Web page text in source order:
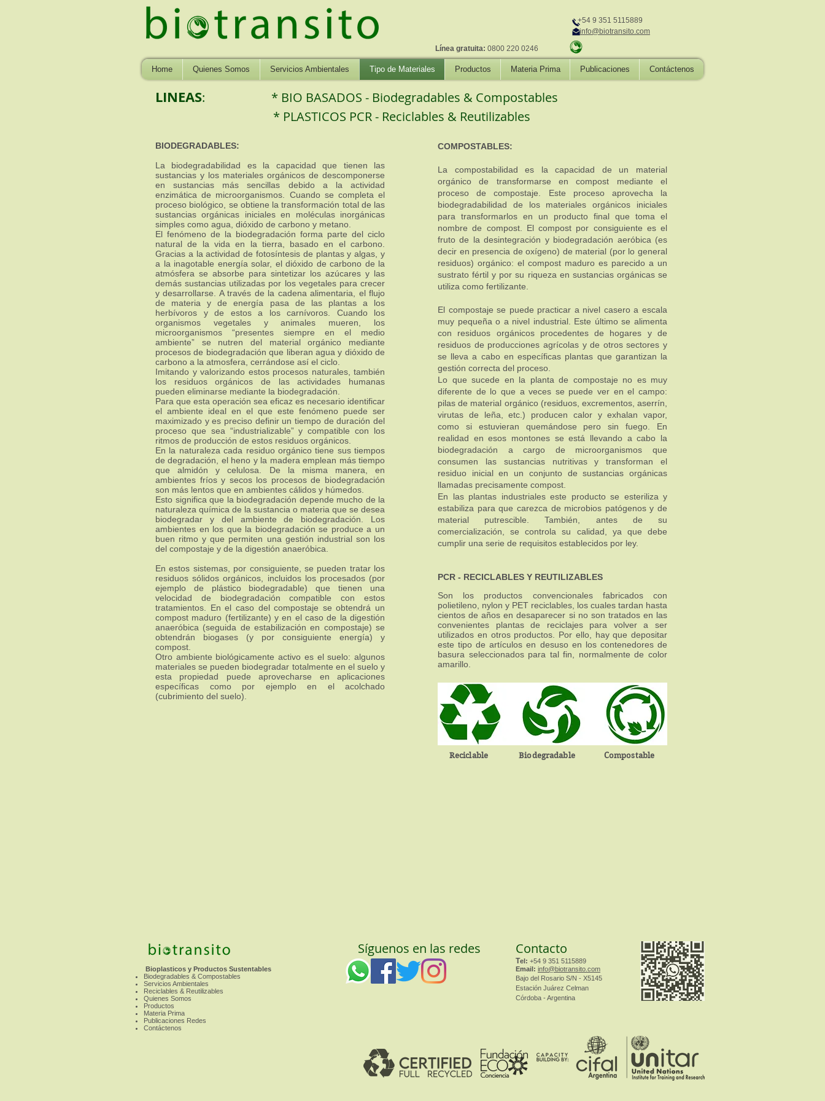
Línea gratuita: 0800 220 0246
info@biotransito.com
+54 9 351 5115889
Home Quienes Somos Servicios Ambientales Tipo de Materiales Productos Materia Prima Publicaciones Contáctenos
LINEAS:
* BIO BASADOS - Biodegradables & Compostables
* PLASTICOS PCR - Reciclables & Reutilizables
BIODEGRADABLES:
La biodegradabilidad es la capacidad que tienen las
sustancias y los materiales orgánicos de descomponerse
en sustancias más sencillas debido a la actividad
enzimática de microorganismos. Cuando se completa el
proceso biológico, se obtiene la transformación total de las
sustancias orgánicas iniciales en moléculas inorgánicas
simples como agua, dióxido de carbono y metano.
El fenómeno de la biodegradación forma parte del ciclo
natural de la vida en la tierra, basado en el carbono.
Gracias a la actividad de fotosíntesis de plantas y algas, y
a la inagotable energía solar, el dióxido de carbono de la
atmósfera se absorbe para sintetizar los azúcares y las
demás sustancias utilizadas por los vegetales para crecer
y desarrollarse. A través de la cadena alimentaria, el flujo
de materia y de energía pasa de las plantas a los
herbívoros y de estos a los carnívoros. Cuando los
organismos vegetales y animales mueren, los
microorganismos “presentes siempre en el medio
ambiente” se nutren del material orgánico mediante
procesos de biodegradación que liberan agua y dióxido de
carbono a la atmosfera, cerrándose así el ciclo.
Imitando y valorizando estos procesos naturales, también
los residuos orgánicos de las actividades humanas
pueden eliminarse mediante la biodegradación.
Para que esta operación sea eficaz es necesario identificar
el ambiente ideal en el que este fenómeno puede ser
maximizado y es preciso definir un tiempo de duración del
proceso que sea “industrializable” y compatible con los
ritmos de producción de estos residuos orgánicos.
En la naturaleza cada residuo orgánico tiene sus tiempos
de degradación, el heno y la madera emplean más tiempo
que almidón y celulosa. De la misma manera, en
ambientes fríos y secos los procesos de biodegradación
son más lentos que en ambientes cálidos y húmedos.
Esto significa que la biodegradación depende mucho de la
naturaleza química de la sustancia o materia que se desea
biodegradar y del ambiente de biodegradación. Los
ambientes en los que la biodegradación se produce a un
buen ritmo y que permiten una gestión industrial son los
del compostaje y de la digestión anaeróbica.
En estos sistemas, por consiguiente, se pueden tratar los
residuos sólidos orgánicos, incluidos los procesados (por
ejemplo de plástico biodegradable) que tienen una
velocidad de biodegradación compatible con estos
tratamientos. En el caso del compostaje se obtendrá un
compost maduro (fertilizante) y en el caso de la digestión
anaeróbica (seguida de estabilización en compostaje) se
obtendrán biogases (y por consiguiente energía) y
compost.
Otro ambiente biológicamente activo es el suelo: algunos
materiales se pueden biodegradar totalmente en el suelo y
esta propiedad puede aprovecharse en aplicaciones
específicas como por ejemplo en el acolchado
(cubrimiento del suelo).
COMPOSTABLES:
La compostabilidad es la capacidad de un material
orgánico de transformarse en compost mediante el
proceso de compostaje. Este proceso aprovecha la
biodegradabilidad de los materiales orgánicos iniciales
para transformarlos en un producto final que toma el
nombre de compost. El compost por consiguiente es el
fruto de la desintegración y biodegradación aeróbica (es
decir en presencia de oxígeno) de material (por lo general
residuos) orgánico: el compost maduro es parecido a un
sustrato fértil y por su riqueza en sustancias orgánicas se
utiliza como fertilizante.
El compostaje se puede practicar a nivel casero a escala
muy pequeña o a nivel industrial. Este último se alimenta
con residuos orgánicos procedentes de hogares y de
residuos de producciones agrícolas y de otros sectores y
se lleva a cabo en específicas plantas que garantizan la
gestión correcta del proceso.
Lo que sucede en la planta de compostaje no es muy
diferente de lo que a veces se puede ver en el campo:
pilas de material orgánico (residuos, excrementos, aserrín,
virutas de leña, etc.) producen calor y exhalan vapor,
como si estuvieran quemándose pero sin fuego. En
realidad en esos montones se está llevando a cabo la
biodegradación a cargo de microorganismos que
consumen las sustancias nutritivas y transforman el
residuo inicial en un conjunto de sustancias orgánicas
llamadas precisamente compost.
En las plantas industriales este producto se esteriliza y
estabiliza para que carezca de microbios patógenos y de
material putrescible. También, antes de su
comercialización, se controla su calidad, ya que debe
cumplir una serie de requisitos establecidos por ley.
PCR - RECICLABLES Y REUTILIZABLES
Son los productos convencionales fabricados con
polietileno, nylon y PET reciclables, los cuales tardan hasta
cientos de años en desaparecer si no son tratados en las
convenientes plantas de reciclajes para volver a ser
utilizados en otros productos. Por ello, hay que depositar
este tipo de artículos en desuso en los contenedores de
basura seleccionados para tal fin, normalmente de color
amarillo.
Reciclable Biodegradable Compostable
Bioplasticos y Productos Sustentables
Biodegradables & Compostables
Servicios Ambientales
Reciclables & Reutilizables
Quienes Somos
Productos
Materia Prima
Publicaciones Redes
Contáctenos
Síguenos en las redes Contacto
Tel: +54 9 351 5115889
Email: info@biotransito.com​​​
Bajo del Rosario S/N - X5145
Estación Juárez Celman
Córdoba - Argentina